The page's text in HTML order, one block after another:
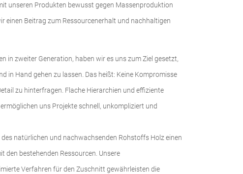
unseren Produkten bewusst gegen Massenproduktion
einen Beitrag zum Ressourcenerhalt und nachhaltigen
in zweiter Generation, haben wir es uns zum Ziel gesetzt,
in Hand gehen zu lassen. Das heißt: Keine Kompromisse
zu hinterfragen. Flache Hierarchien und effiziente
uns Projekte schnell, unkompliziert und
natürlichen und nachwachsenden Rohstoffs Holz einen
den bestehenden Ressourcen. Unsere
Verfahren für den Zuschnitt gewährleisten die